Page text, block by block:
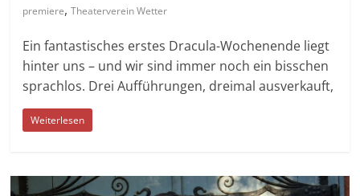
premiere,Theaterverein Wetter
Ein fantastisches erstes Dracula-Wochenende liegt
hinter uns – und wir sind immer noch ein bisschen
sprachlos. Drei Aufführungen, dreimal ausverkauft,
Weiterlesen